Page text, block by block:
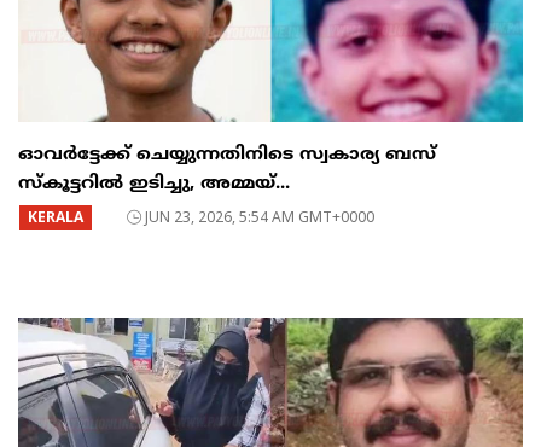
ഓവർട്ടേക്ക് ചെയ്യുന്നതിനിടെ സ്വകാര്യ ബസ്
സ്കൂട്ടറിൽ ഇടിച്ചു, അമ്മയ്...
KERALA JUN 23, 2026, 5:54 AM GMT+0000